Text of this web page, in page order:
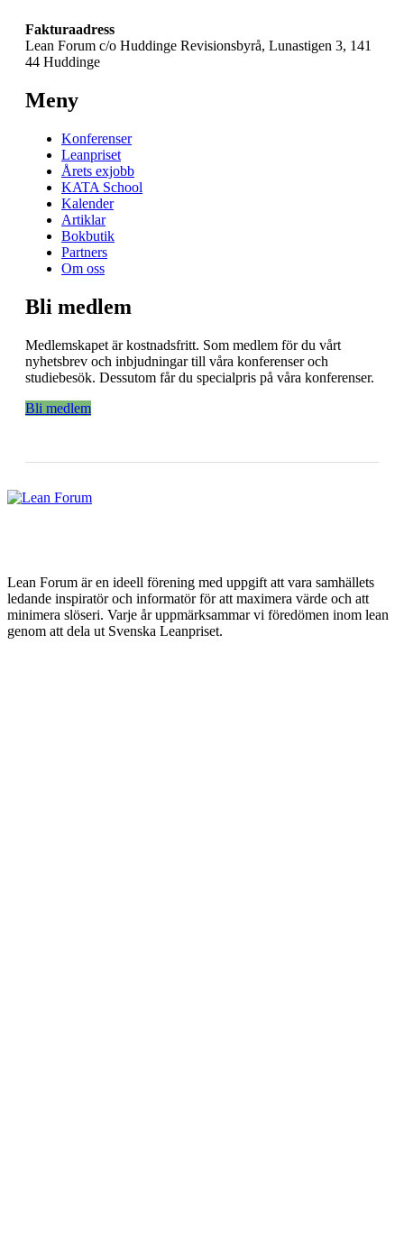
Fakturaadress
Lean Forum c/o Huddinge Revisionsbyrå, Lunastigen 3, 141
44 Huddinge
Meny
Konferenser
Leanpriset
Årets exjobb
KATA School
Kalender
Artiklar
Bokbutik
Partners
Om oss
Bli medlem
Medlemskapet är kostnadsfritt. Som medlem för du vårt
nyhetsbrev och inbjudningar till våra konferenser och
studiebesök. Dessutom får du specialpris på våra konferenser.
Bli medlem
Lean Forum är en ideell förening med uppgift att vara samhällets
ledande inspiratör och informatör för att maximera värde och att
minimera slöseri. Varje år uppmärksammar vi föredömen inom lean
genom att dela ut Svenska Leanpriset.